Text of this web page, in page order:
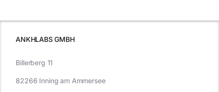
müssen
ANKHLABS GMBH
Billerberg 11
82266 Inning am Ammersee